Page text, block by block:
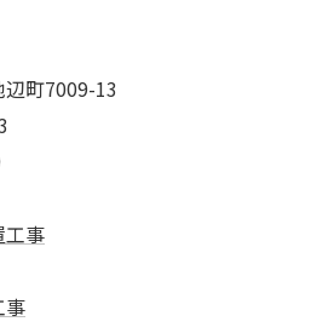
町7009-13
工事
事